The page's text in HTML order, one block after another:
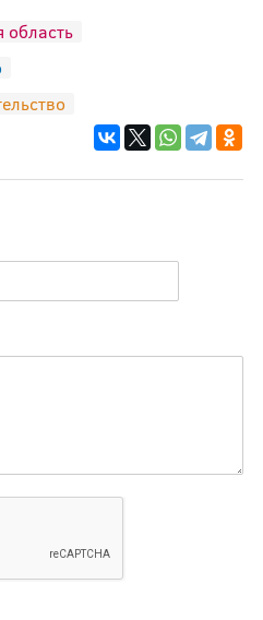
область